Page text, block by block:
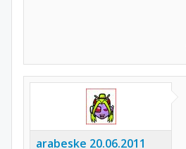
arabeske 20.06.2011